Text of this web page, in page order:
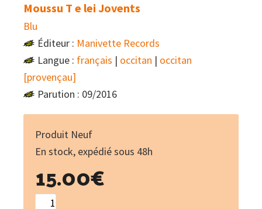
Moussu T e lei Jovents
Blu
Éditeur : Manivette Records
Langue : français | occitan | occitan
[provençau]
Parution : 09/2016
Produit Neuf
En stock, expédié sous 48h
15.00€
quantité